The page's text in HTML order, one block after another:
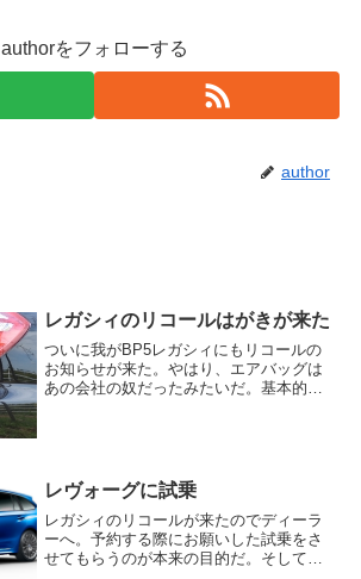
authorをフォローする
author
レガシィのリコールはがきが来た
ついに我がBP5レガシィにもリコールの
お知らせが来た。やはり、エアバッグは
あの会社の奴だったみたいだ。基本的に
レヴォーグに試乗
レガシィのリコールが来たのでディーラ
ーへ。予約する際にお願いした試乗をさ
せてもらうのが本来の目的だ。そして、